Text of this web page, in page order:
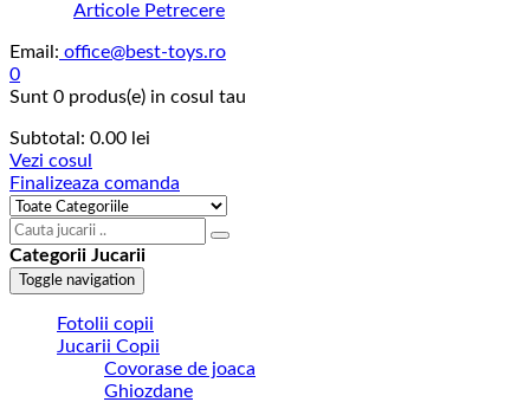
Articole Petrecere
Email: office@best-toys.ro
0
Sunt 0 produs(e) in cosul tau
Subtotal: 0.00 lei
Vezi cosul
Finalizeaza comanda
Categorii Jucarii
Toggle navigation
Fotolii copii
Jucarii Copii
Covorase de joaca
Ghiozdane